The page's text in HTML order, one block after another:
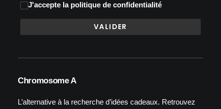
J'accepte la politique de confidentialité
Chromosome A
L’alternative à la recherche d’idées cadeaux. Retrouvez